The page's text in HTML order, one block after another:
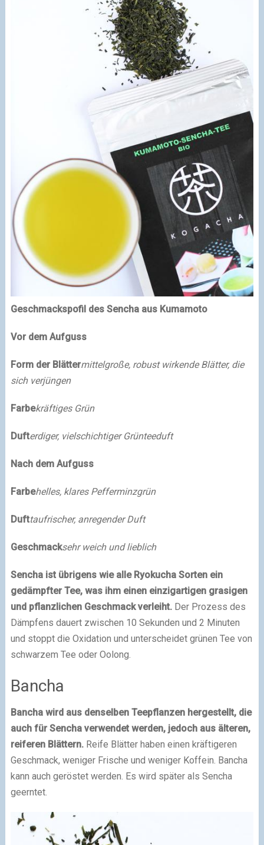
Geschmackspofil des Sencha aus Kumamoto
Vor dem Aufguss
Form der Blättermittelgroße, robust wirkende Blätter, die
sich verjüngen
Farbekräftiges Grün
Dufterdiger, vielschichtiger Grünteeduft
Nach dem Aufguss
Farbehelles, klares Pefferminzgrün
Dufttaufrischer, anregender Duft
Geschmacksehr weich und lieblich
Sencha ist übrigens wie alle Ryokucha Sorten ein
gedämpfter Tee, was ihm einen einzigartigen grasigen
und pflanzlichen Geschmack verleiht. Der Prozess des
Dämpfens dauert zwischen 10 Sekunden und 2 Minuten
und stoppt die Oxidation und unterscheidet grünen Tee von
schwarzem Tee oder Oolong.
Bancha
Bancha wird aus denselben Teepflanzen hergestellt, die
auch für Sencha verwendet werden, jedoch aus älteren,
reiferen Blättern. Reife Blätter haben einen kräftigeren
Geschmack, weniger Frische und weniger Koffein. Bancha
kann auch geröstet werden. Es wird später als Sencha
geerntet.